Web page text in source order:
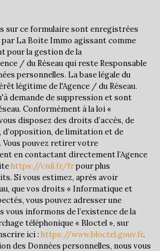
2 025
59,32 %
32,35 %
25 ans
ans
42,86 %
famille
53,30 %
40,29 %
sur ce formulaire sont enregistrées
La Boite Immo agissant comme
pour la gestion de la
/ du Réseau qui reste Responsable
personnelles. La base légale du
légitime de l'Agence / du Réseau.
demande de suppression et sont
Conformément à la loi «
disposez des droits d’accès, de
de limitation et de
pouvez retirer votre
en contactant directement l’Agence
https://cnil.fr/frpour plus
Si vous estimez, après avoir
que vos droits « Informatique et
vous pouvez adresser une
vous informons de l’existence de la
téléphonique « Bloctel », sur
ici : https://www.bloctel.gouv.fr.
des Données personnelles, nous vous